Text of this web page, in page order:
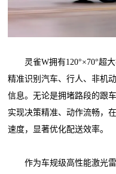
灵雀W拥有120°×70°超大
精准识别汽车、行人、非机
信息。无论是拥堵路段的跟
实现决策精准、动作流畅，
速度，显著优化配送效率。
作为车规级高性能激光雷